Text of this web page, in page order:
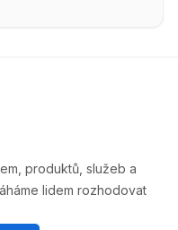
produktů, služeb a
lidem rozhodovat